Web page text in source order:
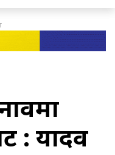
: यादव